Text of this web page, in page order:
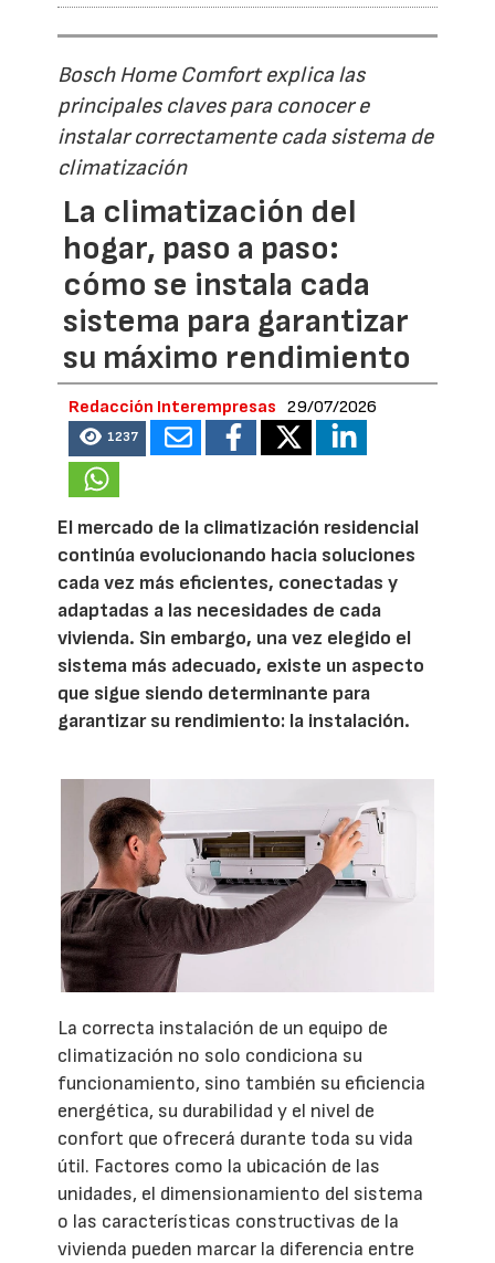
Bosch Home Comfort explica las
principales claves para conocer e
instalar correctamente cada sistema de
climatización
La climatización del
hogar, paso a paso:
cómo se instala cada
sistema para garantizar
su máximo rendimiento
Redacción Interempresas 29/07/2026
1237
El mercado de la climatización residencial
continúa evolucionando hacia soluciones
cada vez más eficientes, conectadas y
adaptadas a las necesidades de cada
vivienda. Sin embargo, una vez elegido el
sistema más adecuado, existe un aspecto
que sigue siendo determinante para
garantizar su rendimiento: la instalación.
La correcta instalación de un equipo de
climatización no solo condiciona su
funcionamiento, sino también su eficiencia
energética, su durabilidad y el nivel de
confort que ofrecerá durante toda su vida
útil. Factores como la ubicación de las
unidades, el dimensionamiento del sistema
o las características constructivas de la
vivienda pueden marcar la diferencia entre